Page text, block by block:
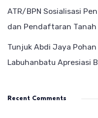
ATR/BPN Sosialisasi
dan Pendaftaran
Tunjuk Abdi Jaya
Labuhanbatu Apresiasi
Recent Comments